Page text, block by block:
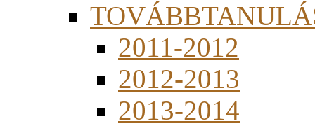
2011-2012
2012-2013
2013-2014